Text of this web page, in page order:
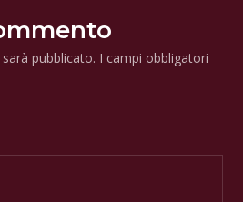
pubblicato. I campi obbligatori